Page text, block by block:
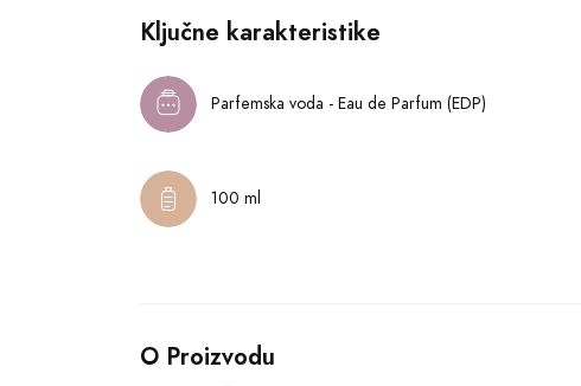
Ključne karakteristike
Parfemska voda - Eau de Parfum (EDP)
100 ml
O Proizvodu